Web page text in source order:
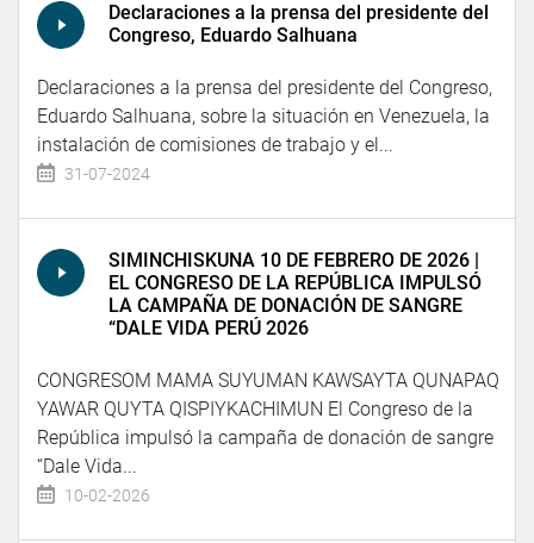
Declaraciones a la prensa del presidente del
Congreso, Eduardo Salhuana
Declaraciones a la prensa del presidente del Congreso,
Eduardo Salhuana, sobre la situación en Venezuela, la
instalación de comisiones de trabajo y el...
31-07-2024
SIMINCHISKUNA 10 DE FEBRERO DE 2026 |
EL CONGRESO DE LA REPÚBLICA IMPULSÓ
LA CAMPAÑA DE DONACIÓN DE SANGRE
“DALE VIDA PERÚ 2026
CONGRESOM MAMA SUYUMAN KAWSAYTA QUNAPAQ
YAWAR QUYTA QISPIYKACHIMUN El Congreso de la
República impulsó la campaña de donación de sangre
“Dale Vida...
10-02-2026